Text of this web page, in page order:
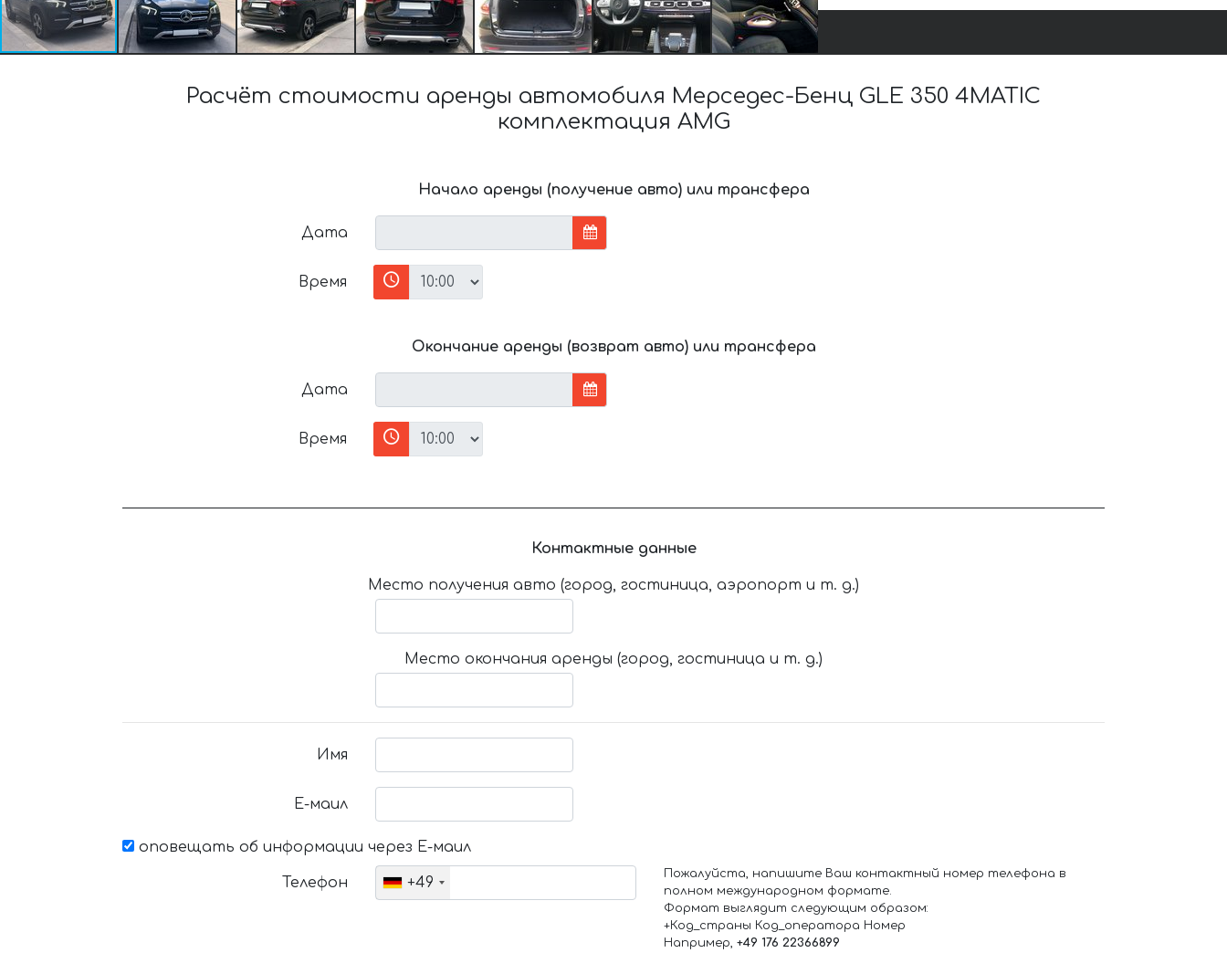
Расчёт стоимости аренды автомобиля Мерседес-Бенц GLE 350 4MATIC
комплектация AMG
Начало аренды (получение авто) или трансфера
Дата
Время
Окончание аренды (возврат авто) или трансфера
Дата
Время
Контактные данные
Место получения авто (город, гостиница, аэропорт и т. д.)
Место окончания аренды (город, гостиница и т. д.)
Имя
Е-маил
оповещать об информации через Е-маил
Телефон +49
Пожалуйста, напишите Ваш контактный номер телефона в
полном международном формате.
Формат выглядит следующим образом:
+Код_страны Код_оператора Номер
Например, +49 176 22366899